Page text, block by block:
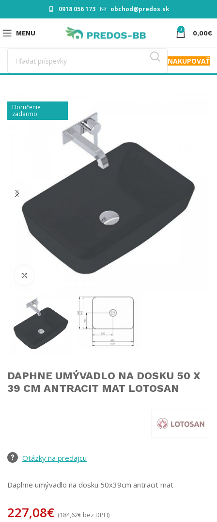
0918 056 173 obchod@predos.sk
MENU 0 0,00€
NAKUPOVAŤ
Doručenie
zadarmo
Click to enlarge
DAPHNE UMÝVADLO NA DOSKU 50 X
39 CM ANTRACIT MAT LOTOSAN
Otázky na predajcu
Daphne umývadlo na dosku 50x39cm antracit mat
227,08€ (184,62€ bez DPH)